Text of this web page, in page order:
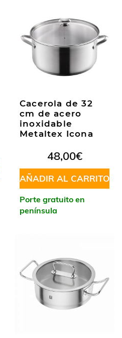
Cacerola de 32
cm de acero
inoxidable
Metaltex Icona
48,00€
AÑADIR AL CARRITO
Porte gratuito en
península